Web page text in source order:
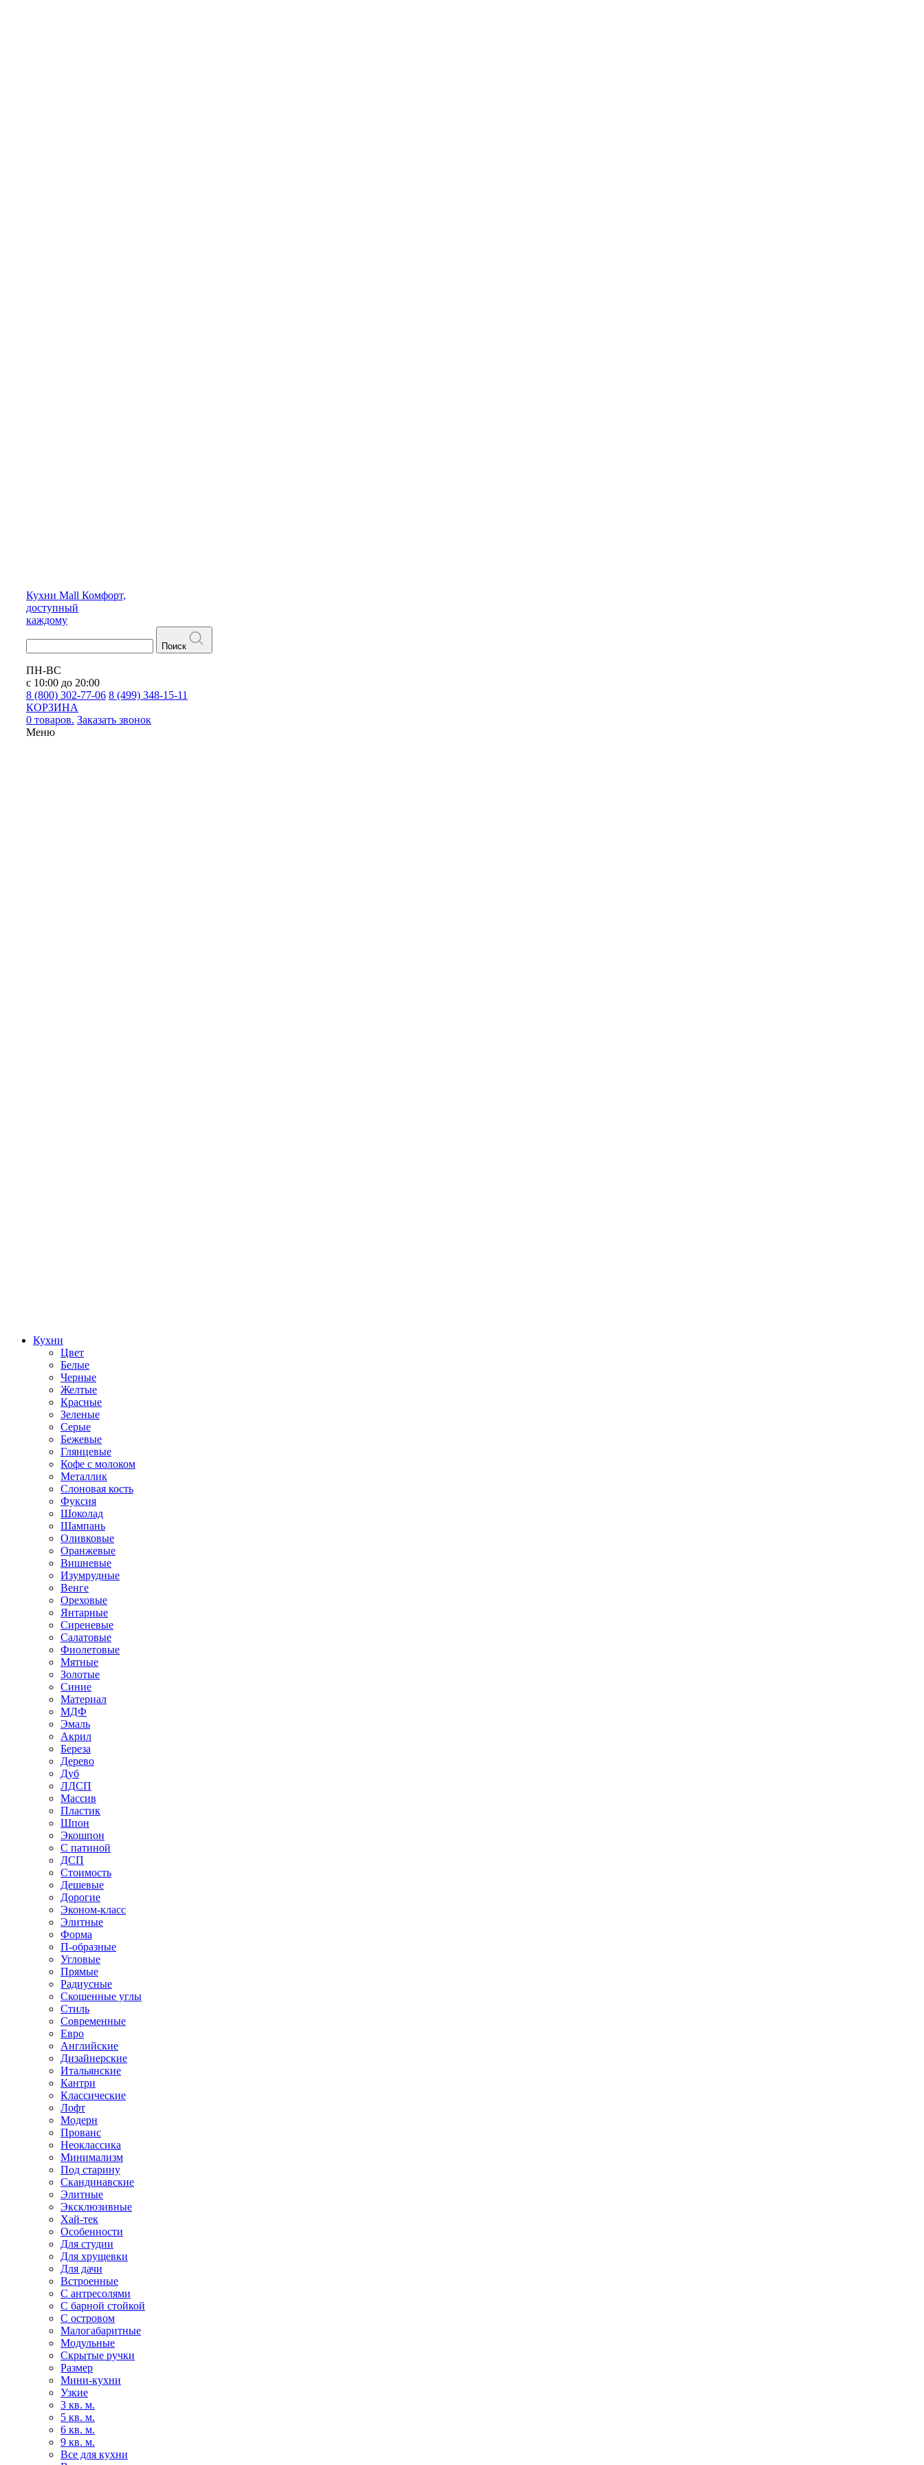
Кухни Mall Комфорт,
доступный
каждому
Поиск
ПН-ВС
с 10:00 до 20:00
8 (800) 302-77-06 8 (499) 348-15-11
КОРЗИНА
0 товаров. Заказать звонок
Меню
Кухни
Цвет
Белые
Черные
Желтые
Красные
Зеленые
Серые
Бежевые
Глянцевые
Кофе с молоком
Металлик
Слоновая кость
Фуксия
Шоколад
Шампань
Оливковые
Оранжевые
Вишневые
Изумрудные
Венге
Ореховые
Янтарные
Сиреневые
Салатовые
Фиолетовые
Мятные
Золотые
Синие
Материал
МДФ
Эмаль
Акрил
Береза
Дерево
Дуб
ЛДСП
Массив
Пластик
Шпон
Экошпон
С патиной
ДСП
Стоимость
Дешевые
Дорогие
Эконом-класс
Элитные
Форма
П-образные
Угловые
Прямые
Радиусные
Скошенные углы
Стиль
Современные
Евро
Английские
Дизайнерские
Итальянские
Кантри
Классические
Лофт
Модерн
Прованс
Неоклассика
Минимализм
Под старину
Скандинавские
Элитные
Эксклюзивные
Хай-тек
Особенности
Для студии
Для хрущевки
Для дачи
Встроенные
С антресолями
С барной стойкой
С островом
Малогабаритные
Модульные
Скрытые ручки
Размер
Мини-кухни
Узкие
3 кв. м.
5 кв. м.
6 кв. м.
9 кв. м.
Все для кухни